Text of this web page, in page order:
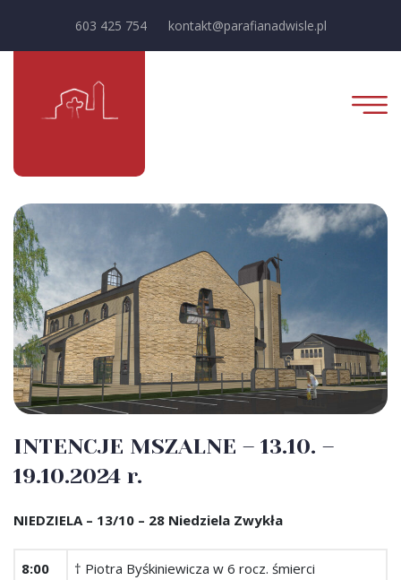
603 425 754 kontakt@parafianadwisle.pl
INTENCJE MSZALNE – 13.10. –
19.10.2024 r.
NIEDZIELA – 13/10 – 28 Niedziela Zwykła
8:00 † Piotra Byśkiniewicza w 6 rocz. śmierci